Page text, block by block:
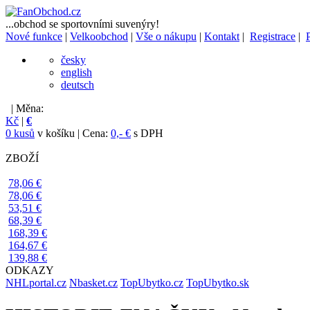
...obchod se sportovními suvenýry!
Nové funkce | Velkoobchod | Vše o nákupu | Kontakt | Registrace |
česky
english
deutsch
| Měna:
Kč | €
0 kusů v košíku | Cena: 0,- € s DPH
ZBOŽÍ
78,06 €
78,06 €
53,51 €
68,39 €
168,39 €
164,67 €
139,88 €
ODKAZY
NHLportal.cz Nbasket.cz TopUbytko.cz TopUbytko.sk